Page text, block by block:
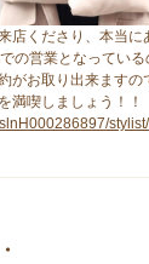
店くださり、本当に
の営業となってい
がお取り出来ますの
満喫しましょう